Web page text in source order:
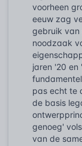
voorheen
eeuw zag
gebruik
noodzaak
jaren '20 en
pas echt te
de basis
genoeg'
van de